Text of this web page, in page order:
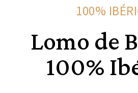
100%
Lomo de
100%